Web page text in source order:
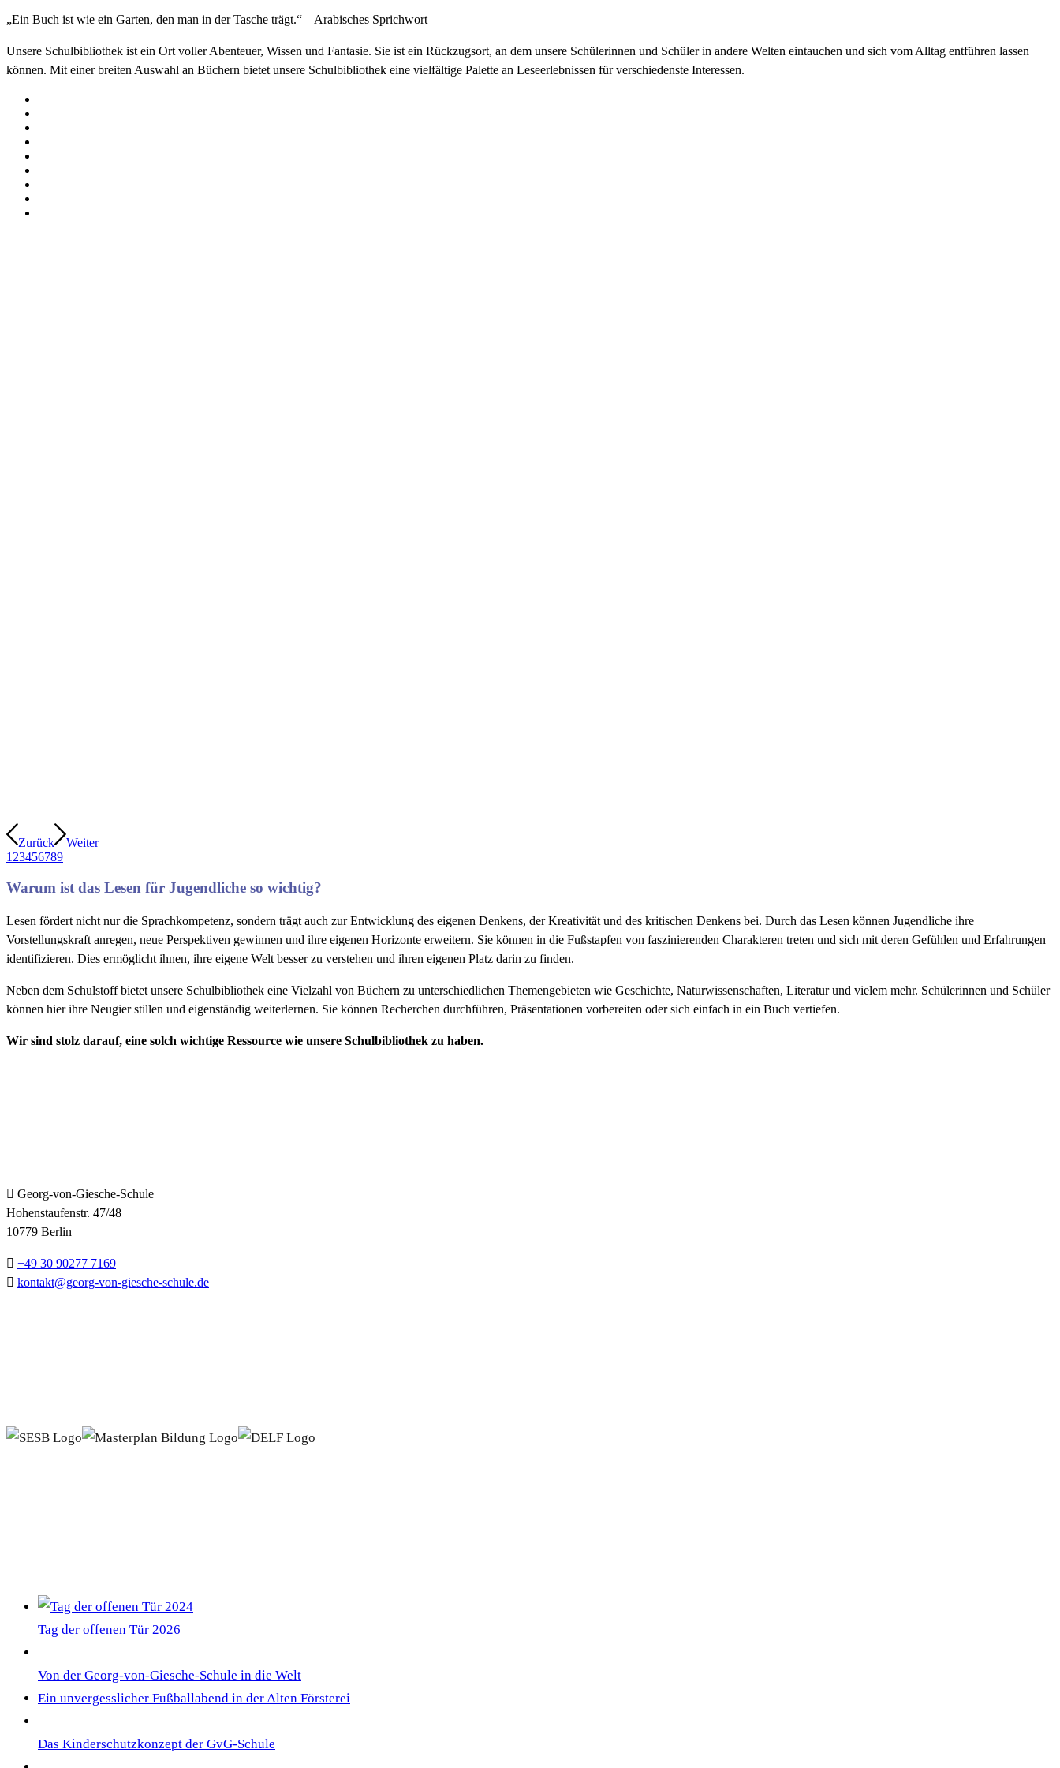
„Ein Buch ist wie ein Garten, den man in der Tasche trägt.“ – Arabisches Sprichwort
Unsere Schulbibliothek ist ein Ort voller Abenteuer, Wissen und Fantasie. Sie ist ein Rückzugsort, an dem unsere Schülerinnen und Schüler in andere Welten eintauchen und sich vom Alltag entführen lassen
können. Mit einer breiten Auswahl an Büchern bietet unsere Schulbibliothek eine vielfältige Palette an Leseerlebnissen für verschiedenste Interessen.
Zurück
Weiter
1 23456789
Warum ist das Lesen für Jugendliche so wichtig?
Lesen fördert nicht nur die Sprachkompetenz, sondern trägt auch zur Entwicklung des eigenen Denkens, der Kreativität und des kritischen Denkens bei. Durch das Lesen können Jugendliche ihre
Vorstellungskraft anregen, neue Perspektiven gewinnen und ihre eigenen Horizonte erweitern. Sie können in die Fußstapfen von faszinierenden Charakteren treten und sich mit deren Gefühlen und Erfahrungen
identifizieren. Dies ermöglicht ihnen, ihre eigene Welt besser zu verstehen und ihren eigenen Platz darin zu finden.
Neben dem Schulstoff bietet unsere Schulbibliothek eine Vielzahl von Büchern zu unterschiedlichen Themengebieten wie Geschichte, Naturwissenschaften, Literatur und vielem mehr. Schülerinnen und Schüler
können hier ihre Neugier stillen und eigenständig weiterlernen. Sie können Recherchen durchführen, Präsentationen vorbereiten oder sich einfach in ein Buch vertiefen.
Wir sind stolz darauf, eine solch wichtige Ressource wie unsere Schulbibliothek zu haben.
Georg-von-Giesche-Schule
Hohenstaufenstr. 47/48
10779 Berlin
+49 30 90277 7169
kontakt@georg-von-giesche-schule.de
Tag der offenen Tür 2026
Von der Georg-von-Giesche-Schule in die Welt
Ein unvergesslicher Fußballabend in der Alten Försterei
Das Kinderschutzkonzept der GvG-Schule